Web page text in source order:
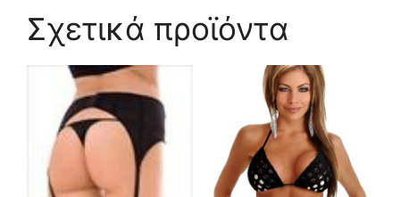
Σχετικά προϊόντα